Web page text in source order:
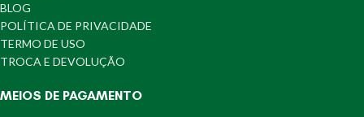
BLOG
POLÍTICA DE PRIVACIDADE
TERMO DE USO
TROCA E DEVOLUÇÃO
MEIOS DE PAGAMENTO